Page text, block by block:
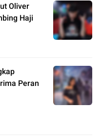
Oliver
Haji
Peran